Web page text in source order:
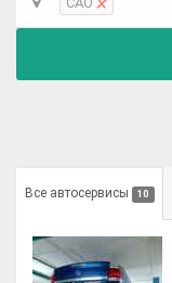
Все автосервисы 10